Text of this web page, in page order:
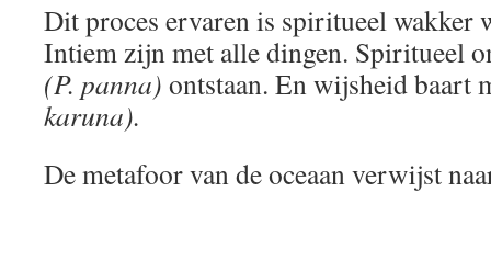
Dit proces ervaren is spiritueel wakker
Intiem zijn met alle dingen. Spiritueel
(P. panna) ontstaan. En wijsheid baart
karuna).
De metafoor van de oceaan verwijst